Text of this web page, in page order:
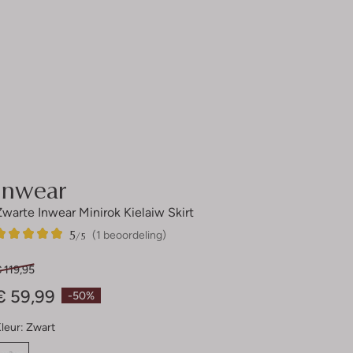
Inwear Minirok Kielaiw Skirt
(1 beoordeling)
5/5
-50%
119,95
59,99
Zwart